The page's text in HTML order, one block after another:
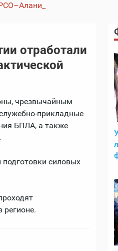
отработали
чрезвычайным
прикладные
БПЛА, а также
силовых
регионе.